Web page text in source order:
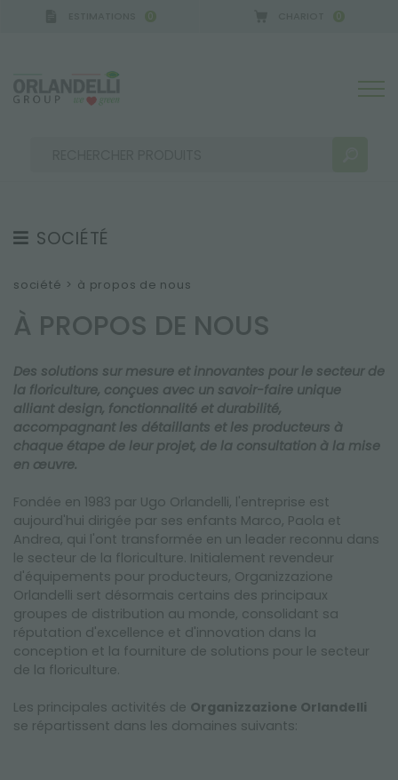
0 0
PLUS DE RÉSULTATS POUR VOUS:
SOCIÉTÉ
À PROPOS DE NOUS
ÉQUIPE
SOUTENABILITÉ
SALONS ET ÉVÈNEMENTS
société > à propos de nous
À PROPOS DE NOUS
Des solutions sur mesure et innovantes pour le secteur de
la floriculture, conçues avec un savoir-faire unique
alliant design, fonctionnalité et durabilité,
accompagnant les détaillants et les producteurs à
chaque étape de leur projet, de la consultation à la mise
en œuvre.
Fondée en 1983 par Ugo Orlandelli, l'entreprise est
aujourd'hui dirigée par ses enfants Marco, Paola et
Andrea, qui l'ont transformée en un leader reconnu dans
le secteur de la floriculture. Initialement revendeur
d'équipements pour producteurs, Organizzazione
Orlandelli sert désormais certains des principaux
groupes de distribution au monde, consolidant sa
réputation d'excellence et d'innovation dans la
conception et la fourniture de solutions pour le secteur
de la floriculture.
Les principales activités de Organizzazione Orlandelli
se répartissent dans les domaines suivants: